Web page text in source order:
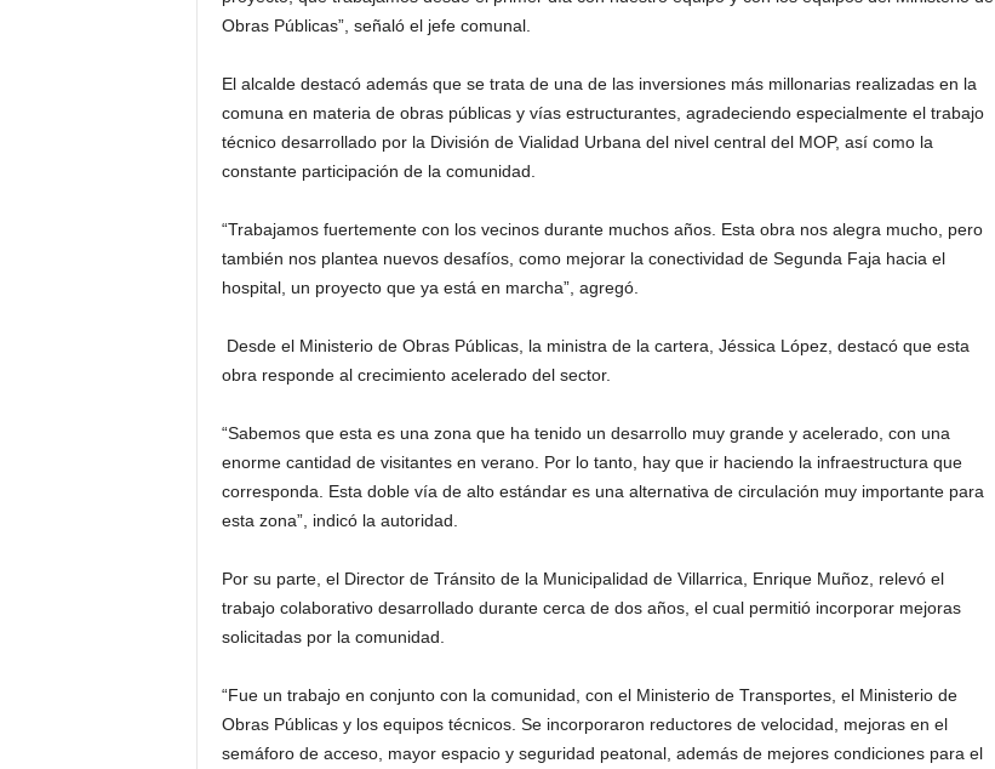
Obras Públicas”, señaló el jefe comunal.
El alcalde destacó además que se trata de una de las inversiones más millonarias realizadas en la
comuna en materia de obras públicas y vías estructurantes, agradeciendo especialmente el trabajo
técnico desarrollado por la División de Vialidad Urbana del nivel central del MOP, así como la
constante participación de la comunidad.
“Trabajamos fuertemente con los vecinos durante muchos años. Esta obra nos alegra mucho, pero
también nos plantea nuevos desafíos, como mejorar la conectividad de Segunda Faja hacia el
hospital, un proyecto que ya está en marcha”, agregó.
Desde el Ministerio de Obras Públicas, la ministra de la cartera, Jéssica López, destacó que esta
obra responde al crecimiento acelerado del sector.
“Sabemos que esta es una zona que ha tenido un desarrollo muy grande y acelerado, con una
enorme cantidad de visitantes en verano. Por lo tanto, hay que ir haciendo la infraestructura que
corresponda. Esta doble vía de alto estándar es una alternativa de circulación muy importante para
esta zona”, indicó la autoridad.
Por su parte, el Director de Tránsito de la Municipalidad de Villarrica, Enrique Muñoz, relevó el
trabajo colaborativo desarrollado durante cerca de dos años, el cual permitió incorporar mejoras
solicitadas por la comunidad.
“Fue un trabajo en conjunto con la comunidad, con el Ministerio de Transportes, el Ministerio de
Obras Públicas y los equipos técnicos. Se incorporaron reductores de velocidad, mejoras en el
semáforo de acceso, mayor espacio y seguridad peatonal, además de mejores condiciones para el